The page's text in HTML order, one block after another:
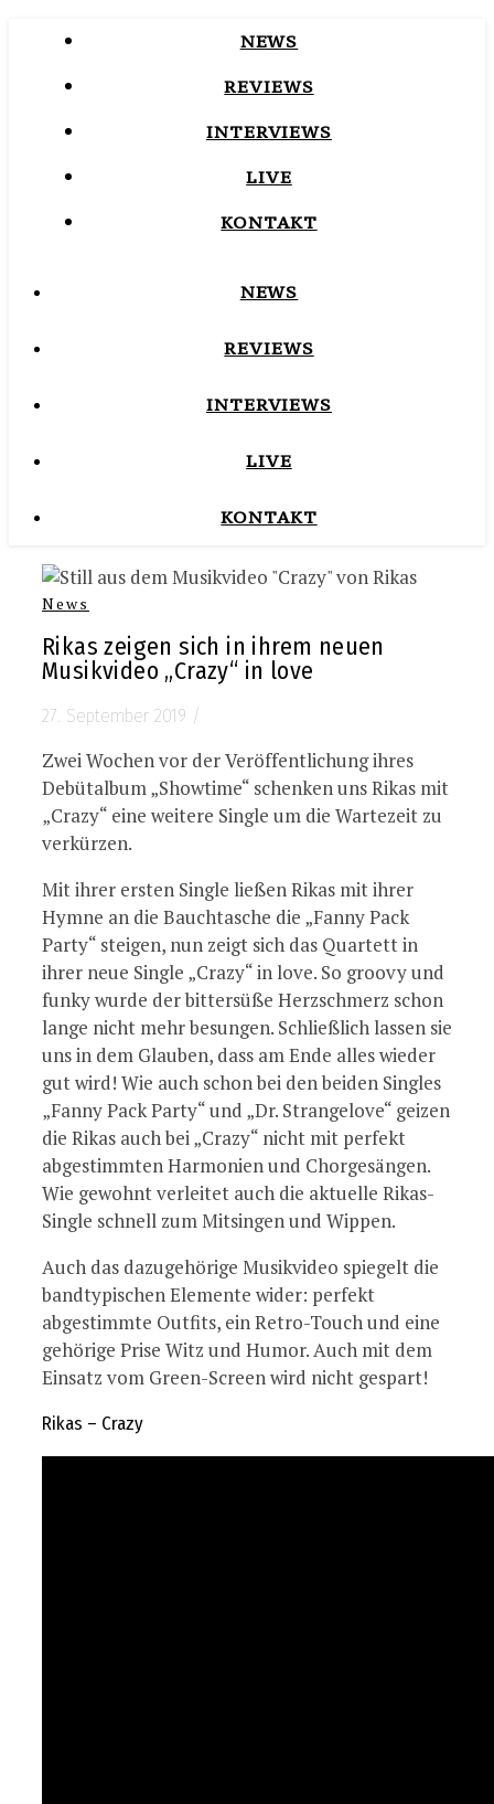
NEWS
REVIEWS
INTERVIEWS
LIVE
KONTAKT
NEWS
REVIEWS
INTERVIEWS
LIVE
KONTAKT
News
Rikas zeigen sich in ihrem neuen
Musikvideo „Crazy“ in love
27. September 2019 /
Zwei Wochen vor der Veröffentlichung ihres
Debütalbum „Showtime“ schenken uns Rikas mit
„Crazy“ eine weitere Single um die Wartezeit zu
verkürzen.
Mit ihrer ersten Single ließen Rikas mit ihrer
Hymne an die Bauchtasche die „Fanny Pack
Party“ steigen, nun zeigt sich das Quartett in
ihrer neue Single „Crazy“ in love. So groovy und
funky wurde der bittersüße Herzschmerz schon
lange nicht mehr besungen. Schließlich lassen sie
uns in dem Glauben, dass am Ende alles wieder
gut wird! Wie auch schon bei den beiden Singles
„Fanny Pack Party“ und „Dr. Strangelove“ geizen
die Rikas auch bei „Crazy“ nicht mit perfekt
abgestimmten Harmonien und Chorgesängen.
Wie gewohnt verleitet auch die aktuelle Rikas-
Single schnell zum Mitsingen und Wippen.
Auch das dazugehörige Musikvideo spiegelt die
bandtypischen Elemente wider: perfekt
abgestimmte Outfits, ein Retro-Touch und eine
gehörige Prise Witz und Humor. Auch mit dem
Einsatz vom Green-Screen wird nicht gespart!
Rikas – Crazy